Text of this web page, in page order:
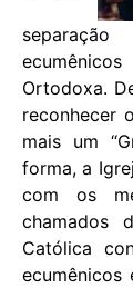
Ortodoxa.
reconhecer
mais um
forma, a
com os
chamados
Católica
ecumênicos